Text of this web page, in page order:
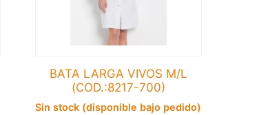
BATA LARGA VIVOS M/L
(COD.:8217-700)
Sin stock (disponible bajo pedido)